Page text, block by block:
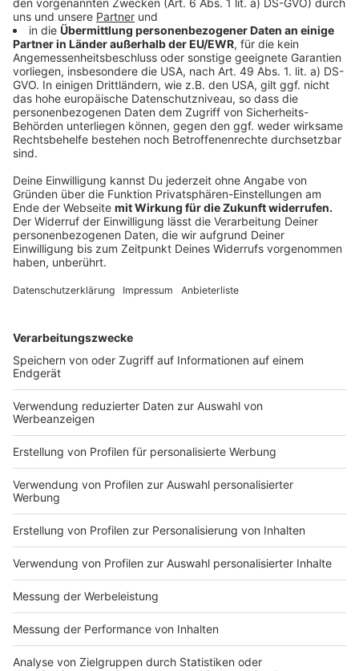
06:40 Bahnübergang Glücksburger Straße in
Ibbenbüren
In Ibbenbüren wird der Bereich am Bahnübergang
Glücksburger Straße komplett neu gestaltet. Die Bahn
hat am Abend (19.09.19) im Ibbenbürener
Bauausschuss die Pläne vorgestellt. Nach mehreren
Unfällen wird der Bahnübergang so sicherer. Die
Fahrspuren und wird verlegt. Radler und Fußgänger
bekommen eigene Wege. Bahn und Stadt Ibbenbüren
planen, dass in drei Jahren alles fertig ist. Vor neun
Jahren starben drei Menschen in einem Pkw, weil der
Fahrer versucht hatte, die Gleise bei geschlossenen
06:25 Klimaproteste in der Region
Die Protestbewegung Fridays for Future hat für heute
zu einem weltweiten Streiktag für Klimaschutz
etwa 10.000 Demonstranten auf dem Prinzipalmarkt.
Auch in Osnabrück, Lingen, Gronau, Ochtrup, Metelen,
Lienen und Borken sind laut Fridays for Future
Demonstrationen geplant. Eine Liste mit allen
Demonstrationen in der Region isthier.
Anzeige
06:00 Weltkindertag in der RADIO RST-Region
Am Weltkindertag heute fahren Kinder auch in der